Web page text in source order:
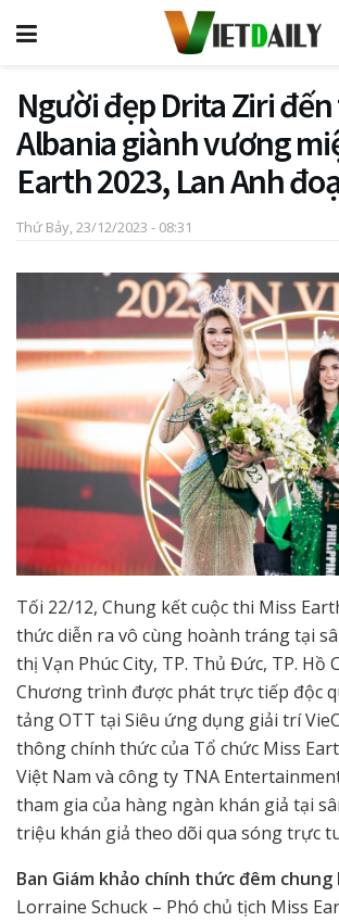
Người đẹp Drita Ziri
Albania giành vương
Earth 2023, Lan Anh
Thứ Bảy, 23/12/2023 - 08:31
Tối 22/12, Chung kết cuộc thi Miss
thức diễn ra vô cùng hoành tráng tại
thị Vạn Phúc City, TP. Thủ Đức, TP. Hồ
Chương trình được phát trực tiếp độc
tảng OTT tại Siêu ứng dụng giải trí
thông chính thức của Tổ chức Miss
Việt Nam và công ty TNA
tham gia của hàng ngàn khán giả tại
triệu khán giả theo dõi qua sóng trực
Ban Giám khảo chính thức đêm chung
Lorraine Schuck – Phó chủ tịch Miss